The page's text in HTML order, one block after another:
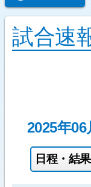
試合速
2025年
日程・結果